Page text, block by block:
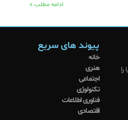
ادامه مطلب »
پیوند های سریع
خانه
هنری
اجتماعی
تکنولوژی
فناوری اطلاعات
اقتصادی